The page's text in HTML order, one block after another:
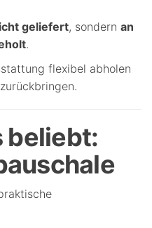
geliefert, sondern an
.
flexibel abholen
beliebt: